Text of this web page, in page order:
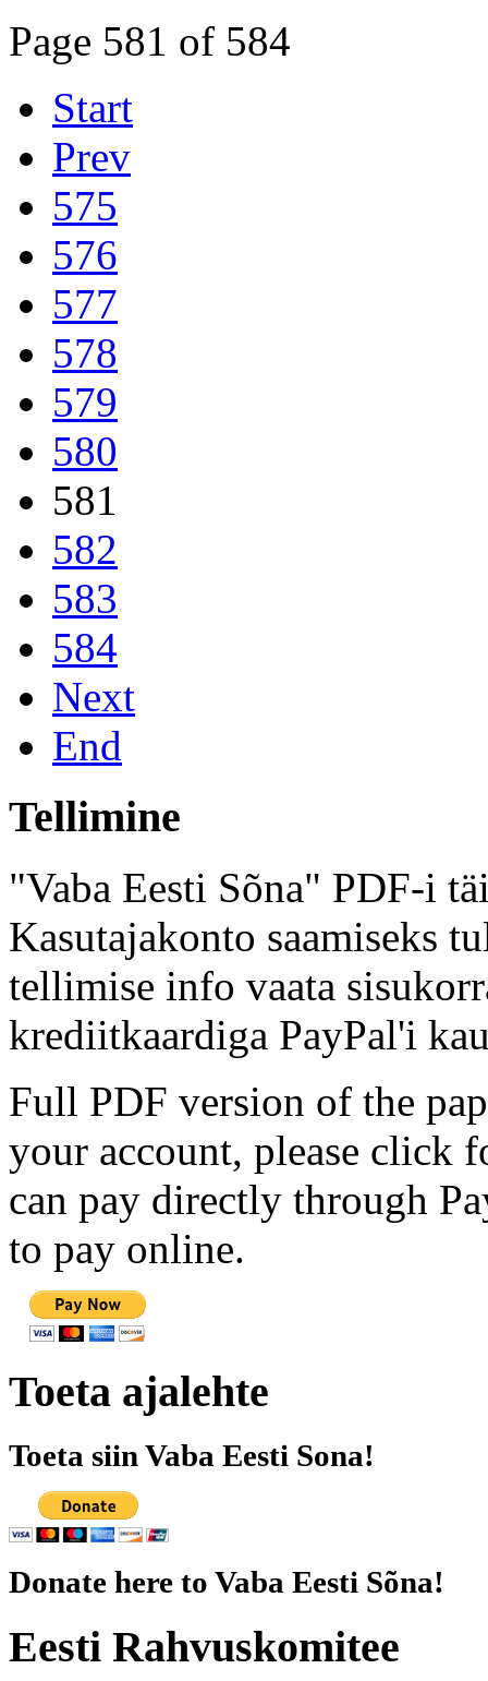
Page 581 of 584
Start
Prev
575
576
577
578
579
580
581
582
583
584
Next
End
Tellimine
"Vaba Eesti Sõna" PDF-i
Kasutajakonto saamiseks
tellimise info vaata
krediitkaardiga PayPal'i
Full PDF version of the
your account, please click
can pay directly through
to pay online.
Toeta ajalehte
Toeta siin Vaba Eesti Sona!
Donate here to Vaba Eesti Sõna!
Eesti Rahvuskomitee